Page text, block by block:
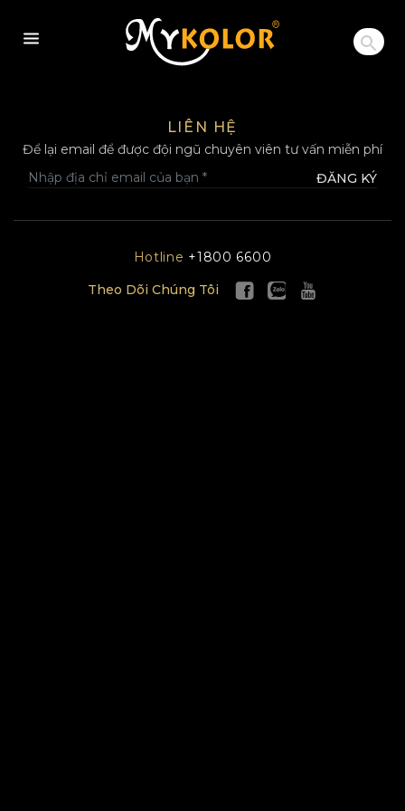
MYKOLOR
LIÊN HỆ
Để lại email để được đội ngũ chuyên viên tư vấn miễn phí
ĐĂNG KÝ
Hotline +1800 6600
Theo Dõi Chúng Tôi